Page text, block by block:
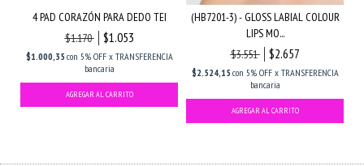
4 PAD CORAZÓN PARA DEDO TEI
$1.170
$1.053
$1.000,35 con 5% OFF x TRANSFERENCIA
bancaria
(HB7201-3) - GLOSS LABIAL COLOUR
LIPS MO...
$3.551
$2.657
$2.524,15 con 5% OFF x TRANSFERENCIA
bancaria